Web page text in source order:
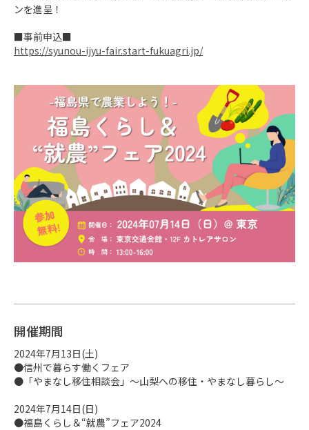
ンを進呈！
https://syunou-ijyu-fair.start-fukuagri.jp/
開催期間
2024年7月13日(土)
●信州で暮らす働くフェア
●「やまなし移住相談会」～山梨への移住・やまなし暮らし〜
2024年7月14日(日)
●福島くらし＆“就農”フェア2024